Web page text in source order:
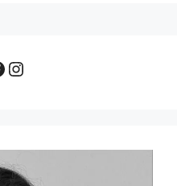
Instagram